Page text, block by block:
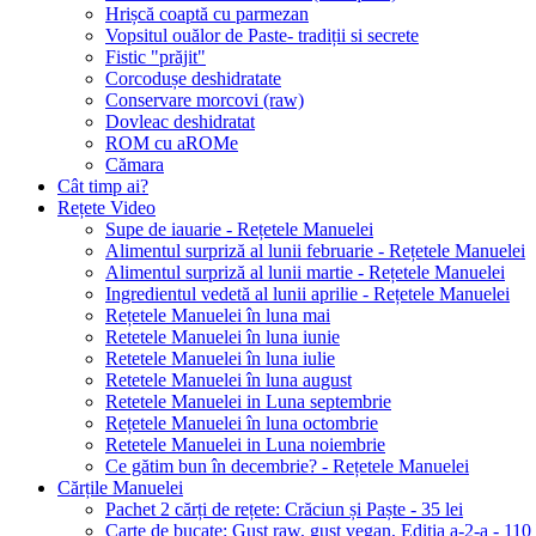
Hrișcă coaptă cu parmezan
Vopsitul ouălor de Paste- tradiții si secrete
Fistic "prăjit"
Corcodușe deshidratate
Conservare morcovi (raw)
Dovleac deshidratat
ROM cu aROMe
Cămara
Cât timp ai?
Rețete Video
Supe de iauarie - Rețetele Manuelei
Alimentul surpriză al lunii februarie - Rețetele Manuelei
Alimentul surpriză al lunii martie - Rețetele Manuelei
Ingredientul vedetă al lunii aprilie - Rețetele Manuelei
Rețetele Manuelei în luna mai
Retetele Manuelei în luna iunie
Retetele Manuelei în luna iulie
Retetele Manuelei în luna august
Retetele Manuelei in Luna septembrie
Rețetele Manuelei în luna octombrie
Retetele Manuelei in Luna noiembrie
Ce gătim bun în decembrie? - Rețetele Manuelei
Cărțile Manuelei
Pachet 2 cărți de rețete: Crăciun și Paște - 35 lei
Carte de bucate: Gust raw, gust vegan, Ediția a-2-a -